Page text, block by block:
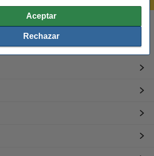
Aceptar
Rechazar
En días laborables de 09:00 a 20:00.